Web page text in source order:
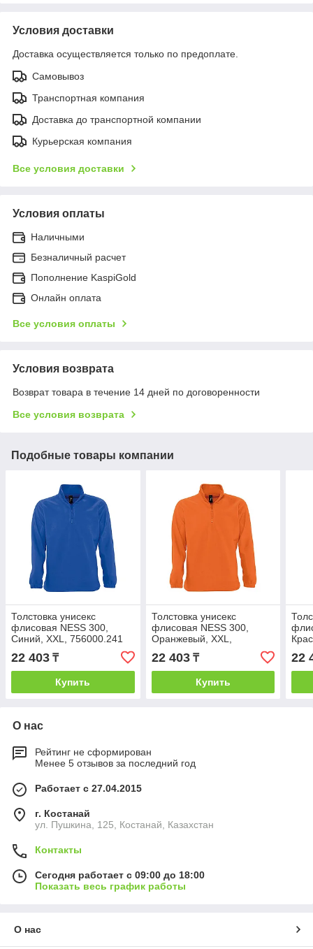
Условия доставки
Доставка осуществляется только по предоплате.
Самовывоз
Транспортная компания
Доставка до транспортной компании
Курьерская компания
Все условия доставки
Условия оплаты
Наличными
Безналичный расчет
Пополнение KaspiGold
Онлайн оплата
Все условия оплаты
Условия возврата
Возврат товара в течение 14 дней по договоренности
Все условия возврата
Подобные товары компании
Толстовка унисекс
флисовая NESS 300,
Синий, XXL, 756000.241
22 403 ₸
Купить
Толстовка унисекс
флисовая NESS 300,
Оранжевый, XXL,
756000.400 XXL
22 403₸
Купить
22
О нас
Рейтинг не сформирован
Менее 5 отзывов за последний год
Работает с 27.04.2015
г. Костанай
ул. Пушкина, 125, Костанай, Казахстан
Контакты
Сегодня работает с 09:00 до 18:00
Показать весь график работы
О нас